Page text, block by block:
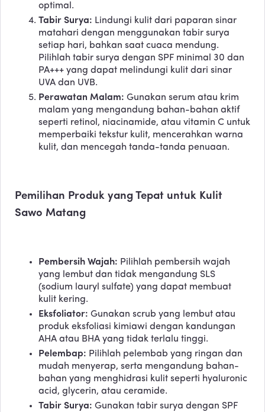
optimal.
Tabir Surya: Lindungi kulit dari paparan sinar
matahari dengan menggunakan tabir surya
setiap hari, bahkan saat cuaca mendung.
Pilihlah tabir surya dengan SPF minimal 30 dan
PA+++ yang dapat melindungi kulit dari sinar
UVA dan UVB.
Perawatan Malam: Gunakan serum atau krim
malam yang mengandung bahan-bahan aktif
seperti retinol, niacinamide, atau vitamin C untuk
memperbaiki tekstur kulit, mencerahkan warna
kulit, dan mencegah tanda-tanda penuaan.
Pemilihan Produk yang Tepat untuk Kulit
Sawo Matang
Pembersih Wajah: Pilihlah pembersih wajah
yang lembut dan tidak mengandung SLS
(sodium lauryl sulfate) yang dapat membuat
kulit kering.
Eksfoliator: Gunakan scrub yang lembut atau
produk eksfoliasi kimiawi dengan kandungan
AHA atau BHA yang tidak terlalu tinggi.
Pelembap: Pilihlah pelembab yang ringan dan
mudah menyerap, serta mengandung bahan-
bahan yang menghidrasi kulit seperti hyaluronic
acid, glycerin, atau ceramide.
Tabir Surya: Gunakan tabir surya dengan SPF